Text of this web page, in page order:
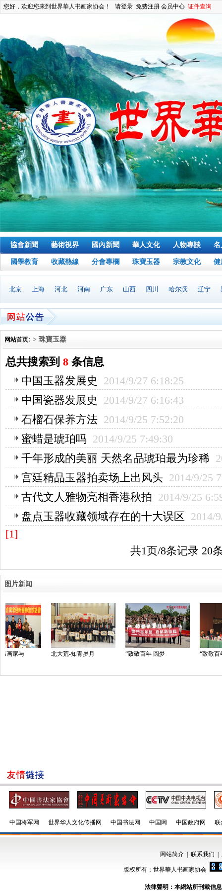
您好，欢迎您来到世界華人书画家协会！ 请登录 免费注册 会员中心 证件查询
協會新聞 藝術視界 國內新聞 華人文化 人物專談 名
國學教育 收藏熱線 分會專欄 珠寶玉器 宗教文化 健
北京 上海 河北 河南 广东 山西 四川 哈尔滨 辽宁
网站首页: > 珠寶玉器
总共搜索到 8 条信息
中国玉器发展史
2014/9/27 6:18:25
中国瓷器发展史
2014/9/27 6:16:43
石榴石保养方法 2014/9/25 7:52:20
蜜蜡是琥珀吗 2014/9/25 7:49:30
千年形成的美丽 天然名品琥珀最为珍稀
宫廷精品玉器拍卖场上出风头 2014/9/25
古代文人雅物亮相香港秋拍 2014/9/25
盘点玉器收藏领域存在的十大误区 2014/
[1]
共1页/8条记录 20
图片新闻
大荒-知青岁月 “致敬百年 圆梦 “致敬百年 圆梦
中国将军网 世界华人文化传播网 中国书法网 中国网 中国政府网 联
网站简介| 联系我们
版权所有：世界華人书画家协会
法律聲明：本網站所刊載信